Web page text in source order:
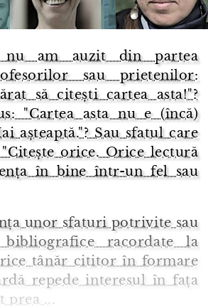
am auzit din partea
sau prietenilor:
să citești cartea asta!"?
"Cartea asta nu e (încă)
așteaptă."? Sau sfatul care
"Citește orice. Orice lectură
în bine într-un fel sau
unor sfaturi potrivite sau
racordate la
tânăr cititor în formare
repede interesul în fața
prea ...